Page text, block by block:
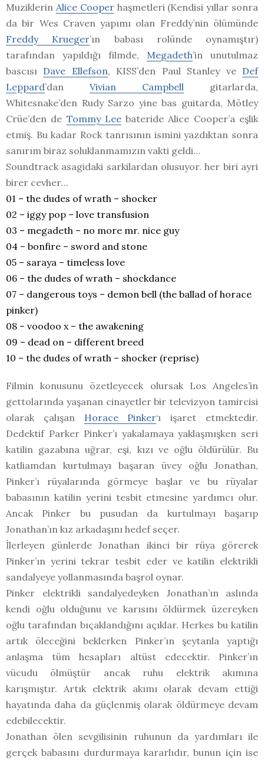
Muziklerin Alice Cooperhaşmetleri (Kendisi yıllar sonra
da bir Wes Craven yapımı olan Freddy’nin ölümünde
Freddy Krueger’ın babası rolünde oynamıştır)
tarafından yapıldığı filmde, Megadeth’in unutulmaz
bascısı Dave Ellefson, KISS’den Paul Stanley ve Def
Leppard’dan Vivian Campbell gitarlarda,
Whitesnake’den Rudy Sarzo yine bas guitarda, Mötley
Crüe’den de Tommy Leebateride Alice Cooper’a eşlik
etmiş. Bu kadar Rock tanrısının ismini yazdıktan sonra
sanırım biraz soluklanmamızın vakti geldi…
Soundtrack asagidaki sarkilardan olusuyor. her biri ayri
birer cevher…
01 – the dudes of wrath – shocker
02 – iggy pop – love transfusion
03 – megadeth – no more mr. nice guy
04 – bonfire – sword and stone
05 – saraya – timeless love
06 – the dudes of wrath – shockdance
07 – dangerous toys – demon bell (the ballad of horace
pinker)
08 – voodoo x – the awakening
09 – dead on – different breed
10 – the dudes of wrath – shocker (reprise)
Filmin konusunu özetleyecek olursak Los Angeles’in
gettolarında yaşanan cinayetler bir televizyon tamircisi
olarak çalışan Horace Pinker‘ı işaret etmektedir.
Dedektif Parker Pinker’ı yakalamaya yaklaşmışken seri
katilin gazabına uğrar, eşi, kızı ve oğlu öldürülür. Bu
katliamdan kurtulmayı başaran üvey oğlu Jonathan,
Pinker’ı rüyalarında görmeye başlar ve bu rüyalar
babasının katilin yerini tesbit etmesine yardımcı olur.
Ancak Pinker bu pusudan da kurtulmayı başarıp
Jonathan’ın kız arkadaşını hedef seçer.
İlerleyen günlerde Jonathan ikinci bir rüya görerek
Pinker’ın yerini tekrar tesbit eder ve katilin elektrikli
sandalyeye yollanmasında başrol oynar.
Pinker elektrikli sandalyedeyken Jonathan’ın aslında
kendi oğlu olduğunu ve karısını öldürmek üzereyken
oğlu tarafından bıçaklandığını açıklar. Herkes bu katilin
artık öleceğini beklerken Pinker’ın şeytanla yaptığı
anlaşma tüm hesapları altüst edecektir. Pinker’ın
vücudu ölmüştür ancak ruhu elektrik akımına
karışmıştır. Artık elektrik akımı olarak devam ettiği
hayatında daha da güçlenmiş olarak öldürmeye devam
edebilecektir.
Jonathan ölen sevgilisinin ruhunun da yardımları ile
gerçek babasını durdurmaya kararlıdır, bunun için ise